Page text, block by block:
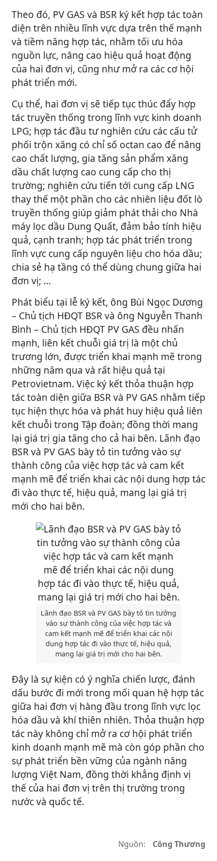
Theo đó, PV GAS và BSR ký kết hợp tác toàn
diện trên nhiều lĩnh vực dựa trên thế mạnh
và tiềm năng hợp tác, nhằm tối ưu hóa
nguồn lực, nâng cao hiệu quả hoạt động
của hai đơn vị, cũng như mở ra các cơ hội
phát triển mới.
Cụ thể, hai đơn vị sẽ tiếp tục thúc đẩy hợp
tác truyền thống trong lĩnh vực kinh doanh
LPG; hợp tác đầu tư nghiên cứu các cấu tử
phối trộn xăng có chỉ số octan cao để nâng
cao chất lượng, gia tăng sản phẩm xăng
dầu chất lượng cao cung cấp cho thị
trường; nghiên cứu tiến tới cung cấp LNG
thay thế một phần cho các nhiên liệu đốt lò
truyền thống giúp giảm phát thải cho Nhà
máy lọc dầu Dung Quất, đảm bảo tính hiệu
quả, cạnh tranh; hợp tác phát triển trong
lĩnh vực cung cấp nguyên liệu cho hóa dầu;
chia sẻ hạ tầng có thể dùng chung giữa hai
đơn vị; …
Phát biểu tại lễ ký kết, ông Bùi Ngọc Dương
– Chủ tịch HĐQT BSR và ông Nguyễn Thanh
Bình – Chủ tịch HĐQT PV GAS đều nhấn
mạnh, liên kết chuỗi giá trị là một chủ
trương lớn, được triển khai mạnh mẽ trong
những năm qua và rất hiệu quả tại
Petrovietnam. Việc ký kết thỏa thuận hợp
tác toàn diện giữa BSR và PV GAS nhằm tiếp
tục hiện thực hóa và phát huy hiệu quả liên
kết chuỗi trong Tập đoàn; đồng thời mang
lại giá trị gia tăng cho cả hai bên. Lãnh đạo
BSR và PV GAS bày tỏ tin tưởng vào sự
thành công của việc hợp tác và cam kết
mạnh mẽ để triển khai các nội dung hợp tác
đi vào thực tế, hiệu quả, mang lại giá trị
mới cho hai bên.
Lãnh đạo BSR và PV GAS bày tỏ tin tưởng
vào sự thành công của việc hợp tác và
cam kết mạnh mẽ để triển khai các nội
dung hợp tác đi vào thực tế, hiệu quả,
mang lại giá trị mới cho hai bên.
Đây là sự kiện có ý nghĩa chiến lược, đánh
dấu bước đi mới trong mối quan hệ hợp tác
giữa hai đơn vị hàng đầu trong lĩnh vực lọc
hóa dầu và khí thiên nhiên. Thỏa thuận hợp
tác này không chỉ mở ra cơ hội phát triển
kinh doanh mạnh mẽ mà còn góp phần cho
sự phát triển bền vững của ngành năng
lượng Việt Nam, đồng thời khẳng định vị
thế của hai đơn vị trên thị trường trong
nước và quốc tế.
Nguồn: Công Thương